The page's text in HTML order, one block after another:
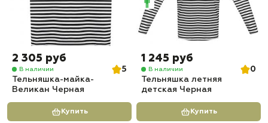
2 305 руб
В наличии
5
Тельняшка-майка-
Великан Черная
Купить
1 245 руб
В наличии
0
Тельняшка летняя
детская Черная
Купить